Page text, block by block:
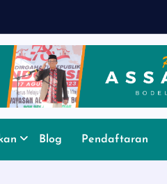
Blog Pendaftaran